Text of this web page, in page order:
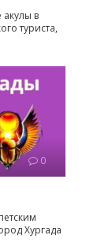
в
туриста,
0
Хургада